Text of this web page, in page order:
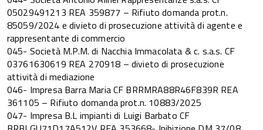
05029491213 REA 359877 – Rifiuto domanda prot.n.
85059/2024 e divieto di prosecuzione attività di agente e
rappresentante di commercio
045- Società M.P.M. di Nacchia Immacolata & c. s.a.s. CF
03761630619 REA 270918 – divieto di prosecuzione
attività di mediazione
046- Impresa Barra Maria CF BRRMRA88R46F839R REA
361105 – Rifiuto domanda prot.n. 10883/2025
047- Impresa B.L impianti di Luigi Barbato CF